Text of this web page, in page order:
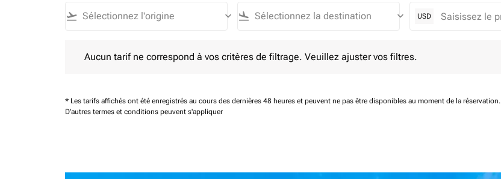
flight_takeoff keyboard_arrow_down flight_land keyboard_arrow_down USD
Aucun tarif ne correspond à vos critères de filtrage. Veuillez ajuster vos filtres.
* Les tarifs affichés ont été enregistrés au cours des dernières 48 heures et peuvent ne pas être disponibles au moment de la réservation.
D'autres termes et conditions peuvent s'appliquer